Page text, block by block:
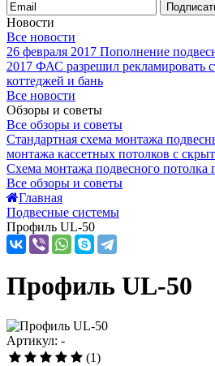
Новости
Все новости
26 февраля 2017 Пополнение
2017 ФАС разрешил рекламировать
коттеджей и бань
Все новости
Обзоры и советы
Все обзоры и советы
Стандартная схема монтажа
монтажа кассетных потолков с
Схема монтажа подвесного потолка
Все обзоры и советы
Главная
Подвесные системы
Профиль UL-50
Профиль UL-50
Артикул: -
(1)